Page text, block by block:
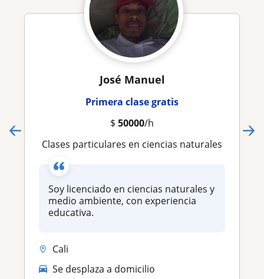
José Manuel
Primera clase gratis
$ 50000/h
Clases particulares en ciencias naturales
Soy licenciado en ciencias naturales y
medio ambiente, con experiencia
educativa.
Cali
Se desplaza a domicilio